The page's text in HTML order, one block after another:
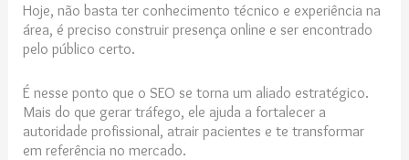
Hoje, não basta ter conhecimento técnico e experiência na
área, é preciso construir presença online e ser encontrado
pelo público certo.
É nesse ponto que o SEO se torna um aliado estratégico.
Mais do que gerar tráfego, ele ajuda a fortalecer a
autoridade profissional, atrair pacientes e te transformar
em referência no mercado.